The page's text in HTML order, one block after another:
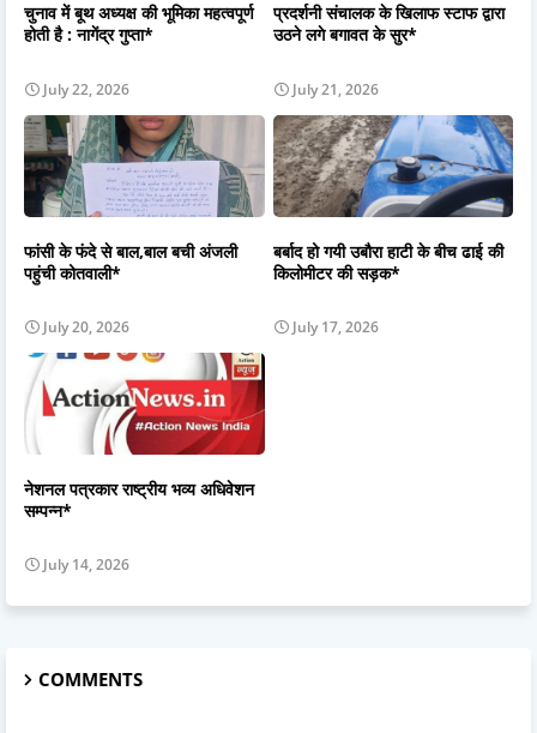
चुनाव में बूथ अध्यक्ष की भूमिका महत्वपूर्ण
होती है : नागेंद्र गुप्ता*
July 22, 2026
प्रदर्शनी संचालक के खिलाफ स्टाफ द्वारा
उठने लगे बगावत के सुर*
July 21, 2026
फांसी के फंदे से बाल,बाल बची अंजली
पहुंची कोतवाली*
July 20, 2026
बर्बाद हो गयी उबौरा हाटी के बीच ढाई की
किलोमीटर की सड़क*
July 17, 2026
नेशनल पत्रकार राष्ट्रीय भव्य अधिवेशन
सम्पन्न*
July 14, 2026
COMMENTS